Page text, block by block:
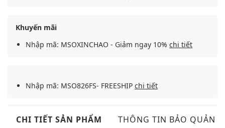
Khuyến mãi
Nhập mã: MSOXINCHAO - Giảm ngay 10% chi tiết
Nhập mã: MSO826FS- FREESHIP chi tiết
CHI TIẾT SẢN PHẨM THÔNG TIN BẢO QUẢN